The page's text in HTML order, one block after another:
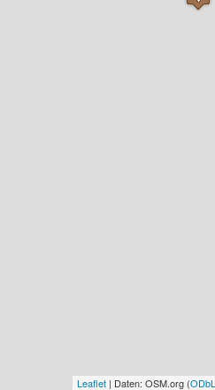
Leaflet | Daten: OSM.org (ODbL